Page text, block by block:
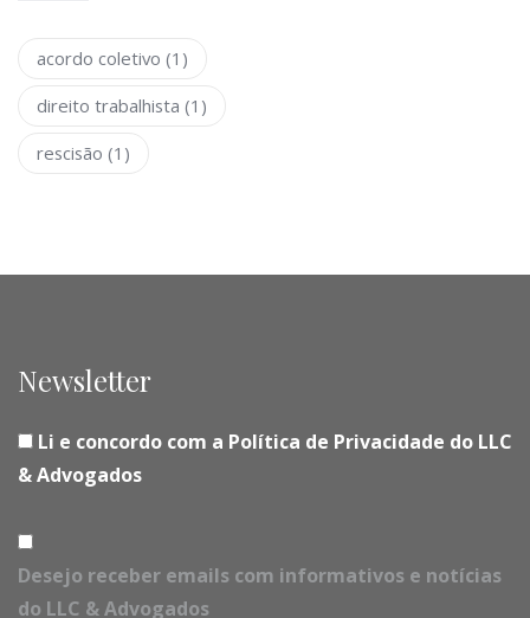
acordo coletivo (1)
direito trabalhista (1)
rescisão (1)
Newsletter
Li e concordo com a Política de Privacidade do LLC
& Advogados
Desejo receber emails com informativos e notícias
do LLC & Advogados